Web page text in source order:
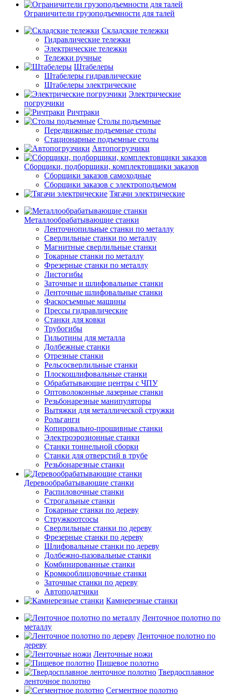
Ограничители грузоподъемности для талей
Складские тележки
Гидравлические тележки
Электрические тележки
Тележки ручные
Штабелеры
Штабелеры гидравлические
Штабелеры электрические
Электрические
погрузчики
Ричтраки
Столы подъемные
Передвижные подъемные столы
Стационарные подъемные столы
Автопогрузчики
Сборщики, подборщики, комплектовщики заказов
Сборщики заказов самоходные
Сборщики заказов с электроподъемом
Тягачи электрические
Металлообрабатывающие станки
Ленточнопильные станки по металлу
Сверлильные станки по металлу
Магнитные сверлильные станки
Токарные станки по металлу
Фрезерные станки по металлу
Листогибы
Заточные и шлифовальные станки
Ленточные шлифовальные станки
Фаскосъемные машины
Прессы гидравлические
Станки для ковки
Трубогибы
Гильотины для металла
Долбежные станки
Отрезные станки
Рельсосверлильные станки
Плоскошлифовальные станки
Обрабатывающие центры с ЧПУ
Оптоволоконные лазерные станки
Резьбонарезные манипуляторы
Вытяжки для металлической стружки
Рольганги
Копировально-прошивные станки
Электроэрозионные станки
Станки тоннельной сборки
Станки для отверстий в трубе
Резьбонарезные станки
Деревообрабатывающие станки
Распиловочные станки
Строгальные станки
Токарные станки по дереву
Стружкоотсосы
Сверлильные станки по дереву
Фрезерные станки по дереву
Шлифовальные станки по дереву
Долбежно-пазовальные станки
Комбинированные станки
Кромкооблицовочные станки
Заточные станки по дереву
Автоподатчики
Камнерезные станки
Ленточное полотно по
металлу
Ленточное полотно по
дереву
Ленточные ножи
Пищевое полотно
Твердосплавное
ленточное полотно
Сегментное полотно